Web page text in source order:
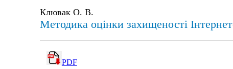
Клювак О. В.
Методика оцінки захищеності
PDF